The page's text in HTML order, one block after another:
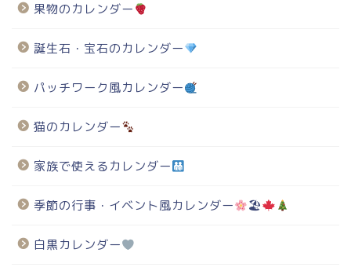
果物のカレンダー
誕生石・宝石のカレンダー
パッチワーク風カレンダー
猫のカレンダー
家族で使えるカレンダー
季節の行事・イベント風カレンダー 🏖
白黒カレンダー